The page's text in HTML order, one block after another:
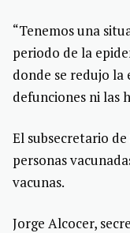
“Tenemos una
periodo de la
donde se redujo
defunciones ni las
El subsecretario
personas
vacunas.
Jorge Alcocer,